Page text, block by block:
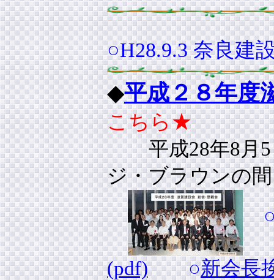
○H28.9.3 奈良建
◆平成２８年度
こちら★
平成28年8
ジ・ブラウンの
(pdf)○新会長